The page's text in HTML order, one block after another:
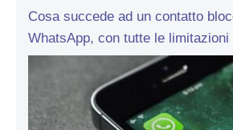
Cosa succede ad un contatto
WhatsApp, con tutte le limitazioni